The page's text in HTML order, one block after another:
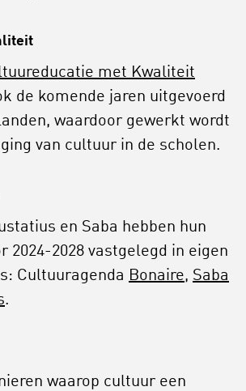
met Kwaliteit
de komende jaren uitgevoerd
waardoor gewerkt wordt
van cultuur in de scholen.
en Saba hebben hun
2024-2028 vastgelegd in eigen
Cultuuragenda Bonaire, Saba
.
waarop cultuur een